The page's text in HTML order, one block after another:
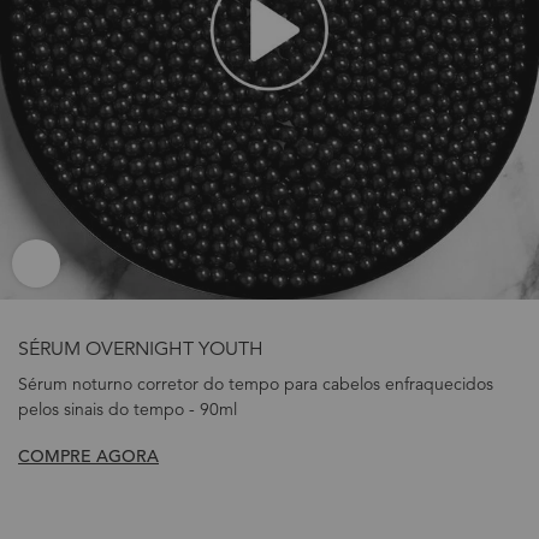
SÉRUM OVERNIGHT YOUTH
Sérum noturno corretor do tempo para cabelos enfraquecidos
pelos sinais do tempo - 90ml
COMPRE AGORA